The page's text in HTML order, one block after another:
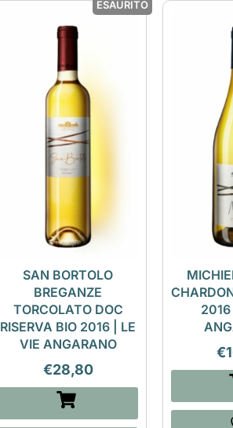
ESAURITO
SAN BORTOLO
BREGANZE
TORCOLATO DOC
RISERVA BIO 2016 | LE
VIE ANGARANO
€28,80
2016
€